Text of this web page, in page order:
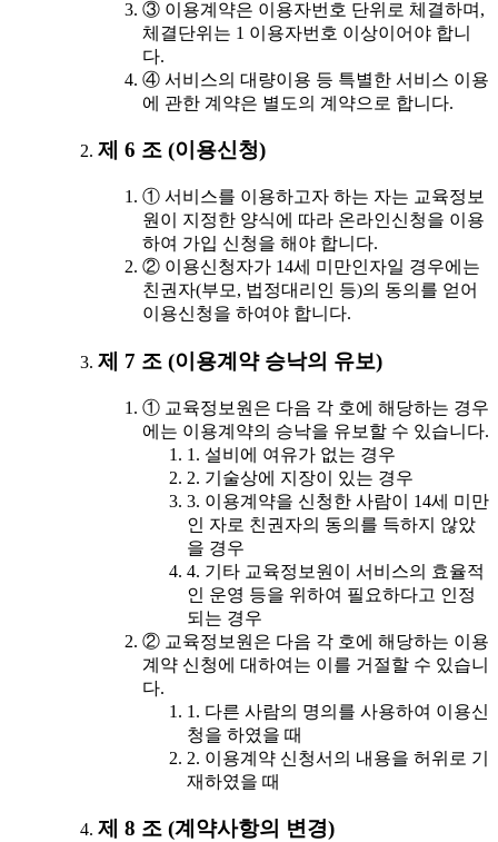
③ 이용계약은 이용자번호 단위로 체결하며,
체결단위는 1 이용자번호 이상이어야 합니
다.
④ 서비스의 대량이용 등 특별한 서비스 이용
에 관한 계약은 별도의 계약으로 합니다.
제 6 조 (이용신청)
① 서비스를 이용하고자 하는 자는 교육정보
원이 지정한 양식에 따라 온라인신청을 이용
하여 가입 신청을 해야 합니다.
② 이용신청자가 14세 미만인자일 경우에는
친권자(부모, 법정대리인 등)의 동의를 얻어
이용신청을 하여야 합니다.
제 7 조 (이용계약 승낙의 유보)
① 교육정보원은 다음 각 호에 해당하는 경우
에는 이용계약의 승낙을 유보할 수 있습니다.
1. 설비에 여유가 없는 경우
2. 기술상에 지장이 있는 경우
3. 이용계약을 신청한 사람이 14세 미만
인 자로 친권자의 동의를 득하지 않았
을 경우
4. 기타 교육정보원이 서비스의 효율적
인 운영 등을 위하여 필요하다고 인정
되는 경우
② 교육정보원은 다음 각 호에 해당하는 이용
계약 신청에 대하여는 이를 거절할 수 있습니
다.
1. 다른 사람의 명의를 사용하여 이용신
청을 하였을 때
2. 이용계약 신청서의 내용을 허위로 기
재하였을 때
제 8 조 (계약사항의 변경)